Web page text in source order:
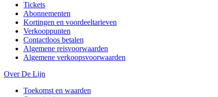
Tickets
Abonnementen
Kortingen en voordeeltarieven
Verkooppunten
Contactloos betalen
Algemene reisvoorwaarden
Algemene verkoopsvoorwaarden
Over De Lijn
Toekomst en waarden